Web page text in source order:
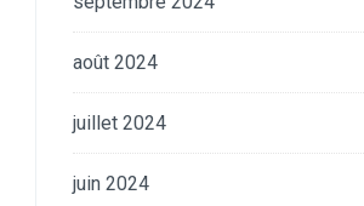
août 2024
juillet 2024
juin 2024